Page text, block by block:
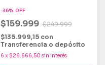
-36% OFF
$159.999 $249.999
$135.999,15 con
Transferencia o depósito
6 x $26.666,50 sin interés